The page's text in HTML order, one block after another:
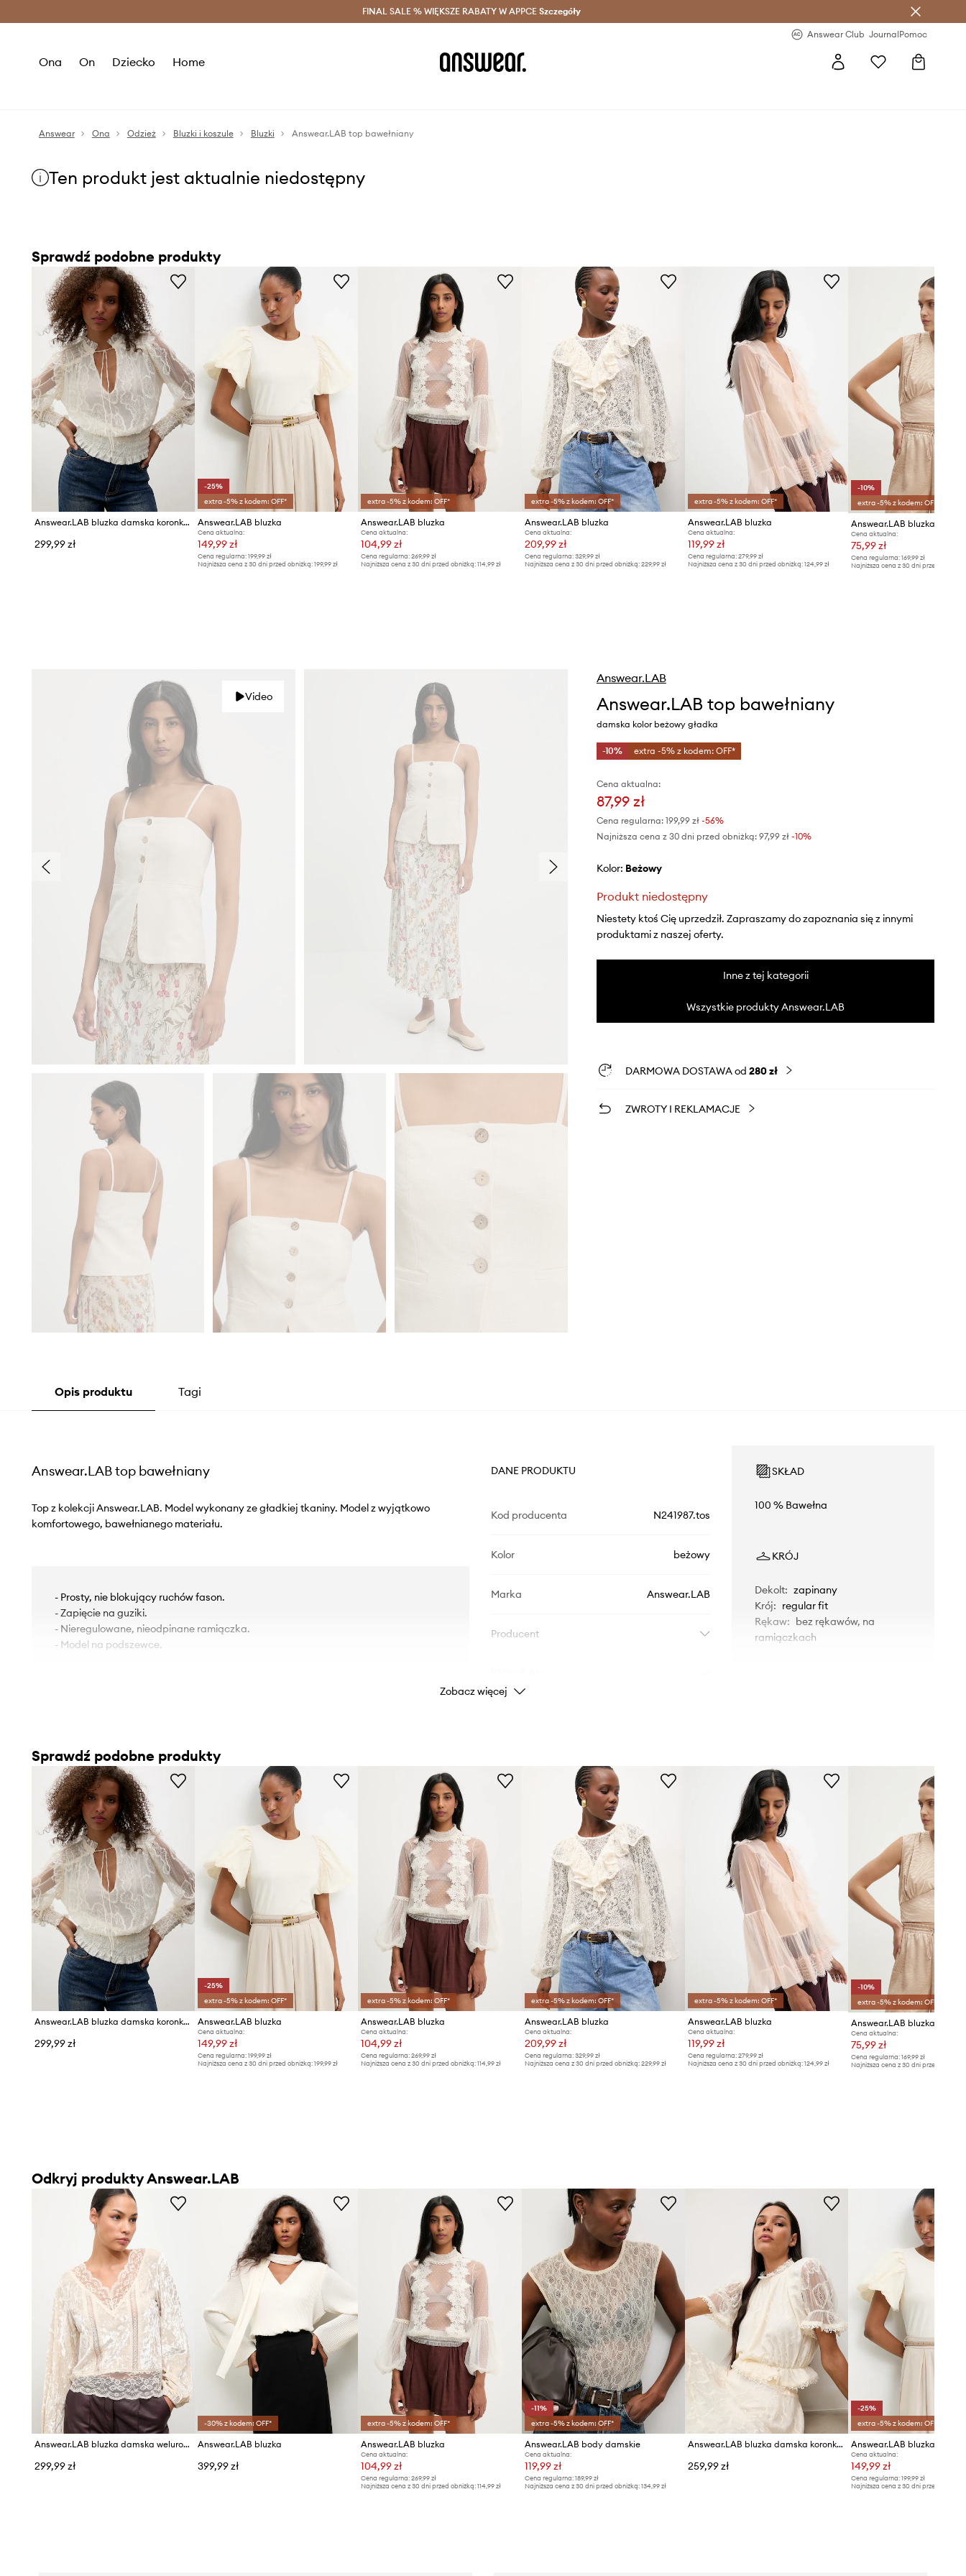
Oszczędzaj z Answear Club > Dostawa nawet w 24h >
FINAL SALE % WIĘKSZE RABATY W APPCE Szczegóły
Answear Club JournalPomoc
Ona On Dziecko Home
Answear Ona Odzież Bluzki i koszule Bluzki Answear.LAB top bawełniany
Ten produkt jest aktualnie niedostępny
Sprawdź podobne produkty
Answear.LAB bluzka damska koronkowa
299,99 zł
-25%
extra -5% z kodem: OFF*
Answear.LAB bluzka
Cena aktualna:
149,99 zł
Cena regularna:199,99 zł
Najniższa cena z 30 dni przed obniżką:199,99 zł
extra -5% z kodem: OFF*
Answear.LAB bluzka
Cena aktualna:
104,99 zł
Cena regularna: 269,99 zł
Najniższa cena z 30 dni przed obniżką: 114,99 zł
extra -5% z kodem: OFF*
Answear.LAB bluzka
Cena aktualna:
209,99 zł
Cena regularna: 329,99 zł
Najniższa cena z 30 dni przed obniżką: 229,99 zł
extra -5% z kodem: OFF*
Answear.LAB bluzka
Cena aktualna:
119,99 zł
Cena regularna:279,99 zł
Najniższa cena z 30 dni przed obniżką:124,99 zł
-10%
extra -5% z kodem: OFF*
Answear.LAB bluzka
Cena aktualna:
75,99 zł
Cena regularna: 169,99 zł
Najniższa cena z 30 dni przed obniżką:
Video
Answear.LAB
Answear.LAB top bawełniany
damska kolor beżowy gładka
-10% extra -5% z kodem: OFF*
Cena aktualna:
87,99 zł
Cena regularna: 199,99 zł-56%
Najniższa cena z 30 dni przed obniżką: 97,99 zł -10%
Kolor: beżowy
Produkt niedostępny
Niestety ktoś Cię uprzedził. Zapraszamy do zapoznania się z innymi
produktami z naszej oferty.
Inne z tej kategorii
Wszystkie produkty Answear.LAB
DARMOWA DOSTAWA od 280 zł
ZWROTY I REKLAMACJE
Opis produktu Tagi
Answear.LAB top bawełniany
Top z kolekcji Answear.LAB. Model wykonany ze gładkiej tkaniny. Model z wyjątkowo
komfortowego, bawełnianego materiału.
- Prosty, nie blokujący ruchów fason.
- Zapięcie na guziki.
- Nieregulowane, nieodpinane ramiączka.
- Model na podszewce.
DANE PRODUKTU
Kod producenta N241987.tos
Kolor beżowy
Marka Answear.LAB
Producent
SKŁAD
100 % Bawełna
KRÓJ
Dekolt: zapinany
Krój: regular fit
Rękaw: bez rękawów, na
ramiączkach
Zalecamy wybór rozmiaru większego,
niż nosisz zazwyczaj.
Tabela rozmiarów
Zobacz więcej
Sprawdź podobne produkty
Answear.LAB bluzka damska koronkowa
299,99 zł
-25%
extra -5% z kodem: OFF*
Answear.LAB bluzka
Cena aktualna:
149,99 zł
Cena regularna:199,99 zł
Najniższa cena z 30 dni przed obniżką:199,99 zł
extra -5% z kodem: OFF*
Answear.LAB bluzka
Cena aktualna:
104,99 zł
Cena regularna: 269,99 zł
Najniższa cena z 30 dni przed obniżką: 114,99 zł
extra -5% z kodem: OFF*
Answear.LAB bluzka
Cena aktualna:
209,99 zł
Cena regularna: 329,99 zł
Najniższa cena z 30 dni przed obniżką: 229,99 zł
extra -5% z kodem: OFF*
Answear.LAB bluzka
Cena aktualna:
119,99 zł
Cena regularna:279,99 zł
Najniższa cena z 30 dni przed obniżką:124,99 zł
-10%
extra -5% z kodem: OFF*
Answear.LAB bluzka
Cena aktualna:
75,99 zł
Cena regularna: 169,99 zł
Najniższa cena z 30 dni przed obniżką:
Odkryj produkty Answear.LAB
Answear.LAB bluzka damska welurowa
299,99 zł
-30% z kodem: OFF*
Answear.LAB bluzka
399,99 zł
extra -5% z kodem: OFF*
Answear.LAB bluzka
Cena aktualna:
104,99 zł
Cena regularna: 269,99 zł
Najniższa cena z 30 dni przed obniżką: 114,99 zł
-11%
extra -5% z kodem: OFF*
Answear.LAB body damskie
Cena aktualna:
119,99 zł
Cena regularna: 189,99 zł
Najniższa cena z 30 dni przed obniżką: 134,99 zł
Answear.LAB bluzka damska koronkowa
259,99 zł
-25%
extra -5% z kodem: OFF*
Answear.LAB bluzka
Cena aktualna:
149,99 zł
Cena regularna: 199,99 zł
Najniższa cena z 30 dni przed obniżką: